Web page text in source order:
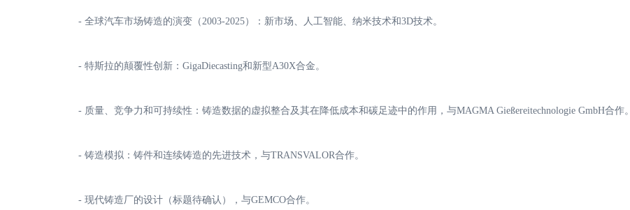
- 全球汽车市场铸造的演变（2003-2025）：新市场、人工智能、纳米技术和3D技术。
- 特斯拉的颠覆性创新：GigaDiecasting和新型A30X合金。
- 质量、竞争力和可持续性：铸造数据的虚拟整合及其在降低成本和碳足迹中的作用，与MAGMA Gießereitechnologie GmbH合作。
- 铸造模拟：铸件和连续铸造的先进技术，与TRANSVALOR合作。
- 现代铸造厂的设计（标题待确认），与GEMCO合作。